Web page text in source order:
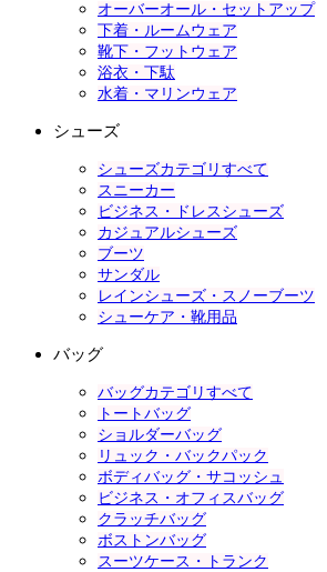
オーバーオール・セットアップ
下着・ルームウェア
靴下・フットウェア
浴衣・下駄
水着・マリンウェア
シューズ
シューズカテゴリすべて
スニーカー
ビジネス・ドレスシューズ
カジュアルシューズ
ブーツ
サンダル
レインシューズ・スノーブーツ
シューケア・靴用品
バッグ
バッグカテゴリすべて
トートバッグ
ショルダーバッグ
リュック・バックパック
ボディバッグ・サコッシュ
ビジネス・オフィスバッグ
クラッチバッグ
ボストンバッグ
スーツケース・トランク